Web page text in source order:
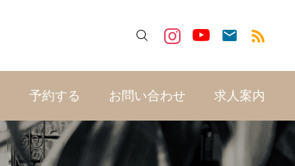

予約する お問い合わせ 求人案内